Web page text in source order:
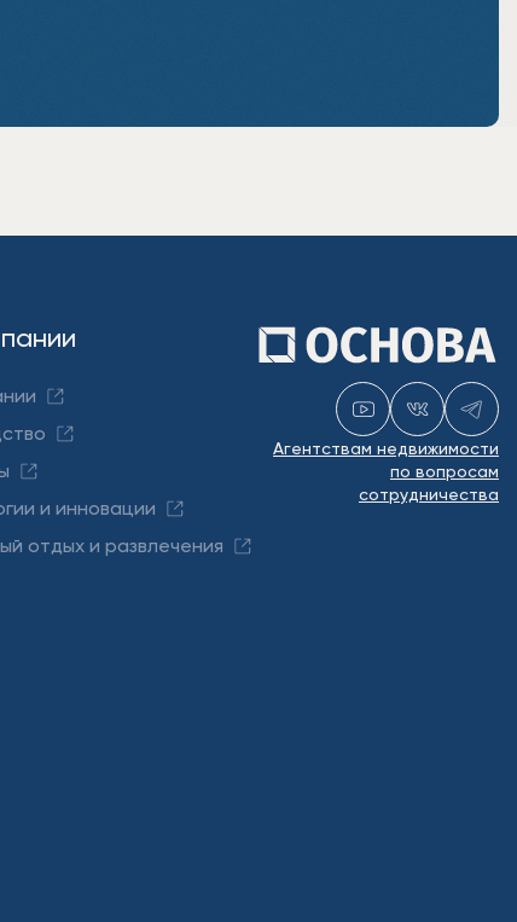
и инновации
отдых и развлечения
Агентствам недвижимости
по вопросам
сотрудничества